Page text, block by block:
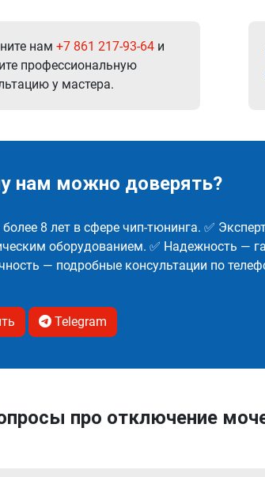
нам +7 861 217-93-64 и
профессиональную
у мастера.
нам можно доверять?
8 лет в сфере чип-тюнинга. ✅
оборудованием. ✅ Надежность —
— подробные консультации по
Telegram
про отключение